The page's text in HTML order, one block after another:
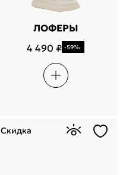
ЛОФЕРЫ
4 490 ₽ -59%
Скидка